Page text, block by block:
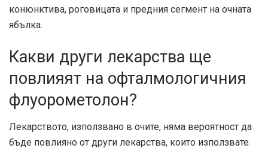
конюнктива, роговицата и предния сегмент на очната
ябълка.
Какви други лекарства ще
повлияят на офталмологичния
флуорометолон?
Лекарството, използвано в очите, няма вероятност да
бъде повлияно от други лекарства, които използвате.